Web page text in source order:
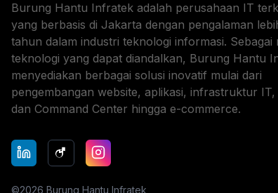
Burung Hantu Infratek adalah perusahaan IT
yang berbasis di Jakarta dengan pengalaman
tahun dalam industri teknologi informasi. Sebagai
teknologi yang dapat diandalkan, Burung Hantu
menyediakan berbagai solusi inovatif mulai dari
pengembangan website, aplikasi, infrastruktur IT,
dan Command Center hingga e-commerce.
©2026 Burung Hantu Infratek